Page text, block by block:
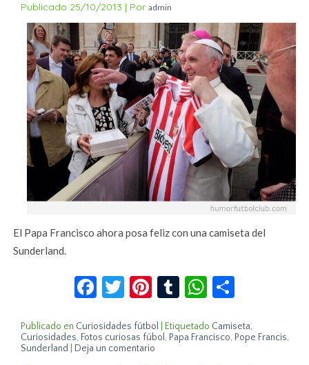
Publicado 25/10/2013 | Por admin
El Papa Francisco ahora posa feliz con una camiseta del
Sunderland.
Facebook
Twitter
Pinterest
TumblrWhatsApp
Publicado en Curiosidades fútbol Etiquetado Camiseta,
Curiosidades, Fotos curiosas fúbol, Papa Francisco, Pope Francis,
Sunderland
Deja un comentario